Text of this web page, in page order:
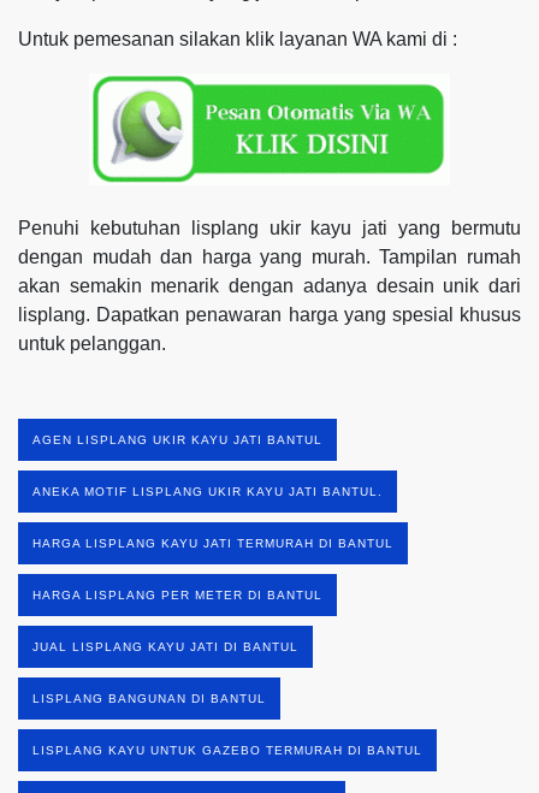
Untuk pemesanan silakan klik layanan WA kami di :
Penuhi kebutuhan lisplang ukir kayu jati yang bermutu
dengan mudah dan harga yang murah. Tampilan rumah
akan semakin menarik dengan adanya desain unik dari
lisplang. Dapatkan penawaran harga yang spesial khusus
untuk pelanggan.
AGEN LISPLANG UKIR KAYU JATI BANTUL
ANEKA MOTIF LISPLANG UKIR KAYU JATI BANTUL.
HARGA LISPLANG KAYU JATI TERMURAH DI BANTUL
HARGA LISPLANG PER METER DI BANTUL
JUAL LISPLANG KAYU JATI DI BANTUL
LISPLANG BANGUNAN DI BANTUL
LISPLANG KAYU UNTUK GAZEBO TERMURAH DI BANTUL